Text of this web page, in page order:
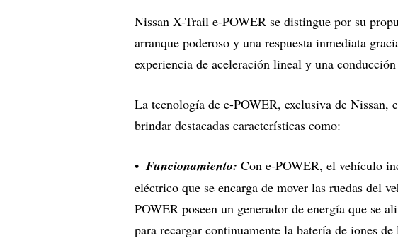
Nissan X-Trail e-POWER se distingue por su
arranque poderoso y una respuesta inmediata
experiencia de aceleración lineal y una
La tecnología de e-POWER, exclusiva de Nissan,
brindar destacadas características como:
Funcionamiento: Con e-POWER, el vehículo
eléctrico que se encarga de mover las ruedas del
POWER poseen un generador de energía que se
para recargar continuamente la batería de iones